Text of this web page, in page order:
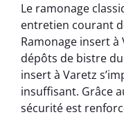
Le ramonage
entretien courant
Ramonage insert
dépôts de bistre
insert à Varetz
insuffisant. Grâce
sécurité est